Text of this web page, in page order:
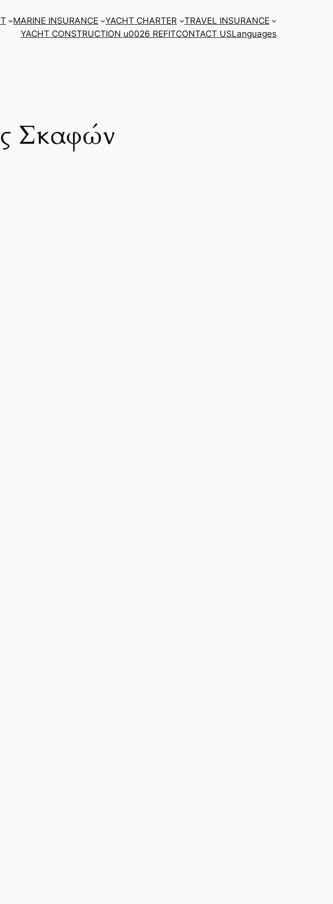
MARINE INSURANCE YACHT CHARTER
TRAVEL INSURANCE
YACHT CONSTRUCTION u0026 REFITCONTACT USLanguages
Σκαφών